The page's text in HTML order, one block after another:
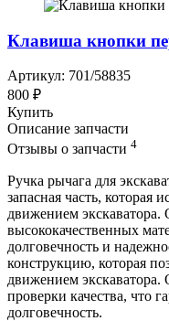
Клавиша кнопки
Артикул: 701/58835
800 ₽
Купить
Описание запчасти
Отзывы о запчасти 4
Ручка рычага для
запасная часть, которая
движением экскаватора.
высококачественных
долговечность и
конструкцию, которая
движением
проверки качества, что
долговечность.